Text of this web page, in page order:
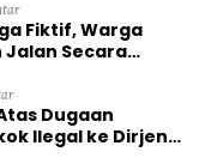
Fiktif, Warga
Jalan Secara
Dugaan
Ilegal ke Dirjen